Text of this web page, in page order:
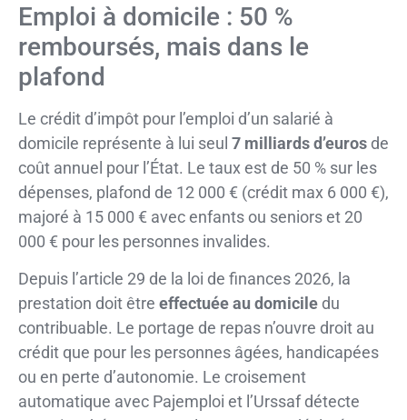
Emploi à domicile : 50 %
remboursés, mais dans le
plafond
Le crédit d’impôt pour l’emploi d’un salarié à
domicile représente à lui seul 7 milliards d’euros de
coût annuel pour l’État. Le taux est de 50 % sur les
dépenses, plafond de 12 000 € (crédit max 6 000 €),
majoré à 15 000 € avec enfants ou seniors et 20
000 € pour les personnes invalides.
Depuis l’article 29 de la loi de finances 2026, la
prestation doit être effectuée au domicile du
contribuable. Le portage de repas n’ouvre droit au
crédit que pour les personnes âgées, handicapées
ou en perte d’autonomie. Le croisement
automatique avec Pajemploi et l’Urssaf détecte